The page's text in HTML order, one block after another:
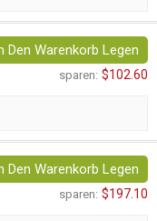
Den Warenkorb Legen
sparen: $102.60
Den Warenkorb Legen
sparen: $197.10